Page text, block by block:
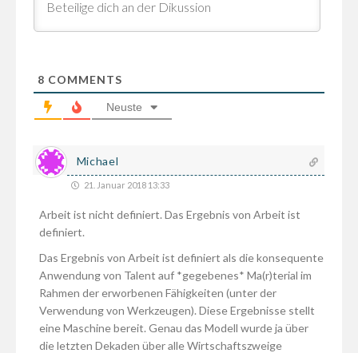
8 COMMENTS
Neuste
Michael
21. Januar 2018 13:33
Arbeit ist nicht definiert. Das Ergebnis von Arbeit ist
definiert.
Das Ergebnis von Arbeit ist definiert als die konsequente
Anwendung von Talent auf *gegebenes* Ma(r)terial im
Rahmen der erworbenen Fähigkeiten (unter der
Verwendung von Werkzeugen). Diese Ergebnisse stellt
eine Maschine bereit. Genau das Modell wurde ja über
die letzten Dekaden über alle Wirtschaftszweige